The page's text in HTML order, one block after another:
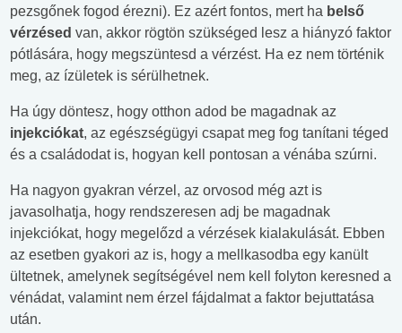
pezsgőnek fogod érezni). Ez azért fontos, mert ha belső
vérzésed van, akkor rögtön szükséged lesz a hiányzó faktor
pótlására, hogy megszüntesd a vérzést. Ha ez nem történik
meg, az ízületek is sérülhetnek.
Ha úgy döntesz, hogy otthon adod be magadnak az
injekciókat, az egészségügyi csapat meg fog tanítani téged
és a családodat is, hogyan kell pontosan a vénába szúrni.
Ha nagyon gyakran vérzel, az orvosod még azt is
javasolhatja, hogy rendszeresen adj be magadnak
injekciókat, hogy megelőzd a vérzések kialakulását. Ebben
az esetben gyakori az is, hogy a mellkasodba egy kanült
ültetnek, amelynek segítségével nem kell folyton keresned a
vénádat, valamint nem érzel fájdalmat a faktor bejuttatása
után.